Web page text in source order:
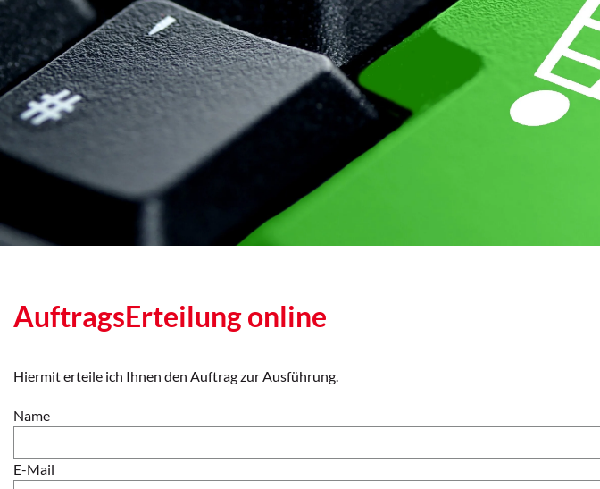
AuftragsErteilung online
Hiermit erteile ich Ihnen den Auftrag zur Ausführung.
Name
E-Mail